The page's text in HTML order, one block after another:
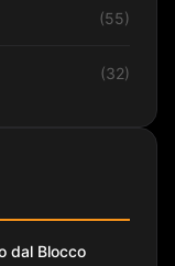
(55)
(32)
dal Blocco